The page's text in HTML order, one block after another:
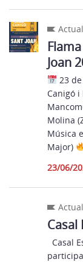
Joan
23
Canigó
Molina
Música
Major)
23/06/
Casal
Casal